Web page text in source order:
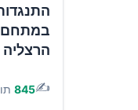
במתחם
הרצליה
✍️
845